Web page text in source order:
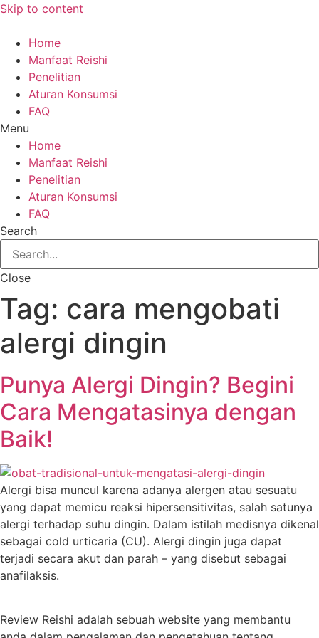
Skip to content
Home
Manfaat Reishi
Penelitian
Aturan Konsumsi
FAQ
Menu
Home
Manfaat Reishi
Penelitian
Aturan Konsumsi
FAQ
Search
Close
Tag: cara mengobati
alergi dingin
Punya Alergi Dingin? Begini
Cara Mengatasinya dengan
Baik!
Alergi bisa muncul karena adanya alergen atau sesuatu
yang dapat memicu reaksi hipersensitivitas, salah satunya
alergi terhadap suhu dingin. Dalam istilah medisnya dikenal
sebagai cold urticaria (CU). Alergi dingin juga dapat
terjadi secara akut dan parah – yang disebut sebagai
anafilaksis.
Review Reishi adalah sebuah website yang membantu